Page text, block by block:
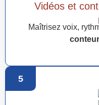
Vidéos et
Maîtrisez voix,
5